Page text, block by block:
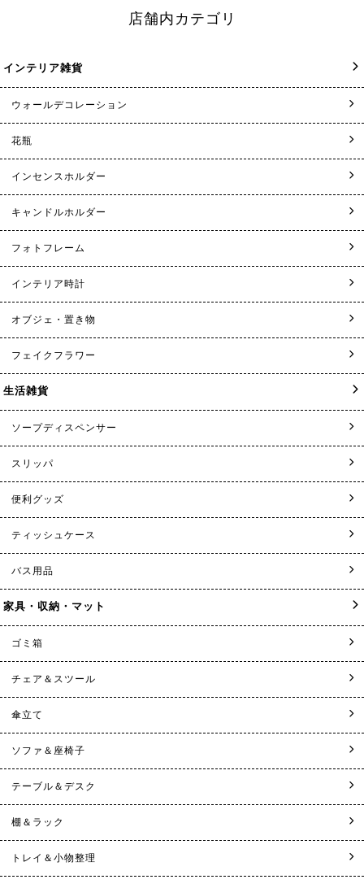
店舗内カテゴリ
インテリア雑貨
ウォールデコレーション
花瓶
インセンスホルダー
キャンドルホルダー
フォトフレーム
インテリア時計
オブジェ・置き物
フェイクフラワー
生活雑貨
ソープディスペンサー
スリッパ
便利グッズ
ティッシュケース
バス用品
家具・収納・マット
ゴミ箱
チェア＆スツール
傘立て
ソファ＆座椅子
テーブル＆デスク
棚＆ラック
トレイ＆小物整理